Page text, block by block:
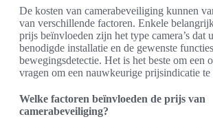
De kosten van camerabeveiliging kunnen
van verschillende factoren. Enkele
prijs beïnvloeden zijn het type camera’s dat
benodigde installatie en de gewenste
bewegingsdetectie. Het is het beste om een
vragen om een nauwkeurige prijsindicatie
Welke factoren beïnvloeden de prijs van
camerabeveiliging?